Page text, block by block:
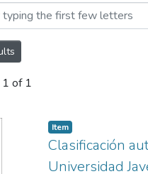
of 1
Item
Clasificación
Universidad